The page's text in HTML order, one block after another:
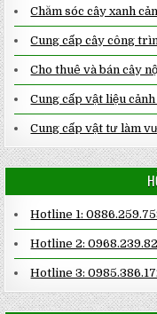
Chăm sóc cây xanh
Cung cấp cây công
Cho thuê và bán cây
Cung cấp vật liệu
Cung cấp vật tư làm
Hotline 1:
Hotline 2:
Hotline 3: